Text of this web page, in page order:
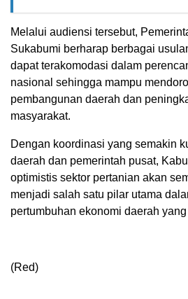
Melalui audiensi tersebut,
Sukabumi berharap berbagai
dapat terakomodasi dalam
nasional sehingga mampu
pembangunan daerah dan
masyarakat.
Dengan koordinasi yang semakin
daerah dan pemerintah pusat,
optimistis sektor pertanian akan
menjadi salah satu pilar utama
pertumbuhan ekonomi daerah
(Red)